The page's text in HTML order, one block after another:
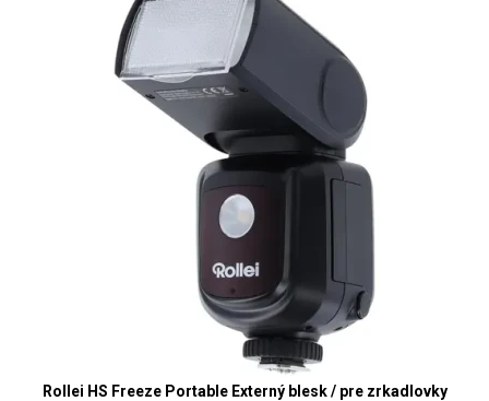
Rollei HS Freeze Portable Externý blesk / pre zrkadlovky